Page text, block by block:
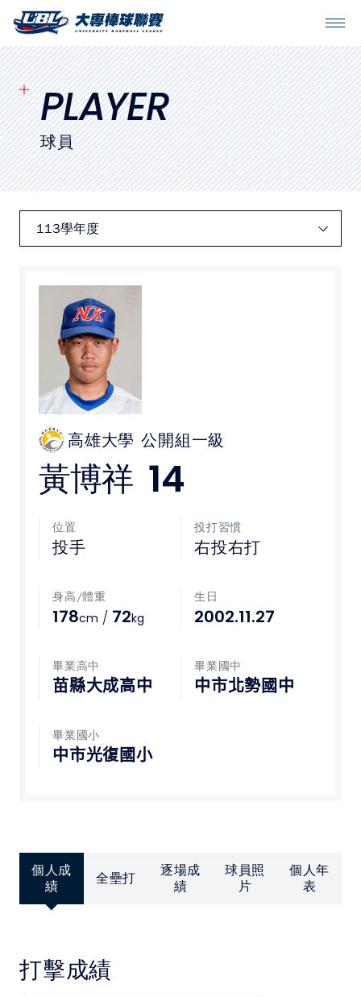
SITEMAP
首頁
球隊戰績
賽程表
球隊與球員
比賽場地
最新消息
媒體文章
下載專區
聯絡我們
POLICY
隱私權政策
網站使用條款
教育部體育署
中華民國大專院校體育總會
PLAYER
球員
高雄大學 公開組一級
黃博祥 14
位置
投手
投打習慣
右投右打
身高/體重
178cm / 72kg
生日
2002.11.27
畢業高中
苗縣大成高中
畢業國中
中市北勢國中
畢業國小
中市光復國小
個人成
績
全壘打
逐場成
績
球員照
片
個人年
表
打擊成績